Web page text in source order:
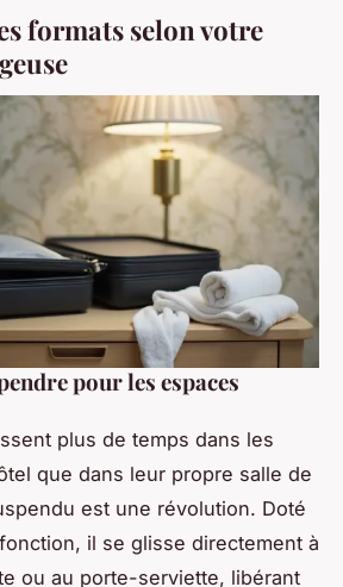
formats selon votre
pour les espaces
plus de temps dans les
que dans leur propre salle de
est une révolution. Doté
il se glisse directement à
ou au porte-serviette, libérant